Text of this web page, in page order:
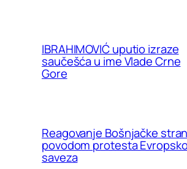
IBRAHIMOVIĆ uputio izraze
saučešća u ime Vlade Crne
Gore
Reagovanje Bošnjačke
povodom protesta
saveza